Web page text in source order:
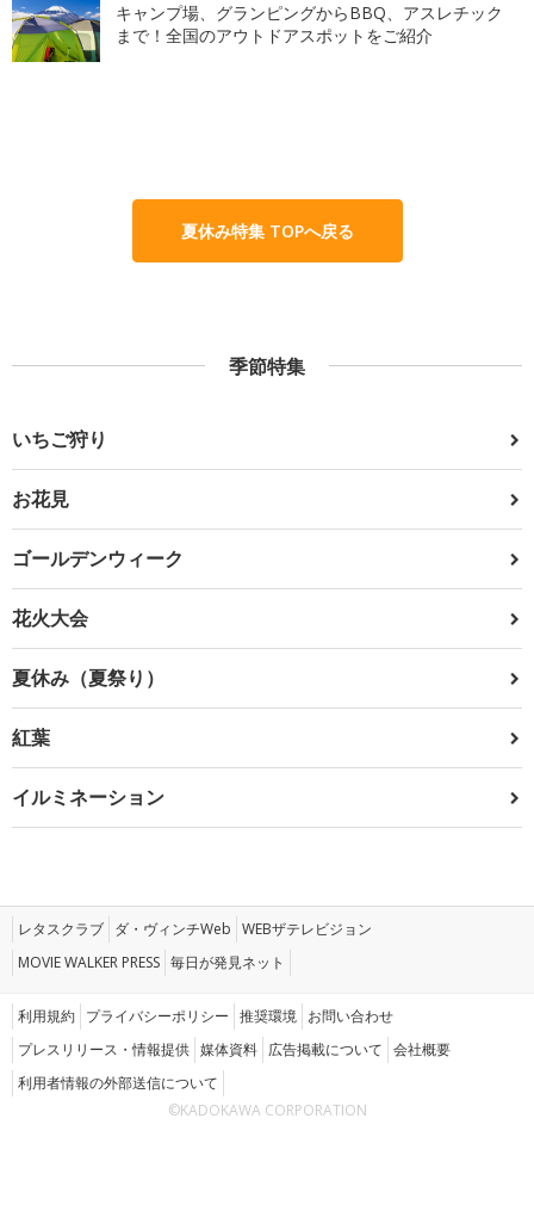
キャンプ場、グランピングからBBQ、アスレチック
まで！全国のアウトドアスポットをご紹介
夏休み特集 TOPへ戻る
季節特集
いちご狩り
お花見
ゴールデンウィーク
花火大会
夏休み（夏祭り）
紅葉
イルミネーション
レタスクラブ ダ・ヴィンチWeb WEBザテレビジョン
MOVIE WALKER PRESS 毎日が発見ネット
利用規約 プライバシーポリシー 推奨環境 お問い合わせ
プレスリリース・情報提供 媒体資料 広告掲載について 会社概要
利用者情報の外部送信について
©KADOKAWA CORPORATION